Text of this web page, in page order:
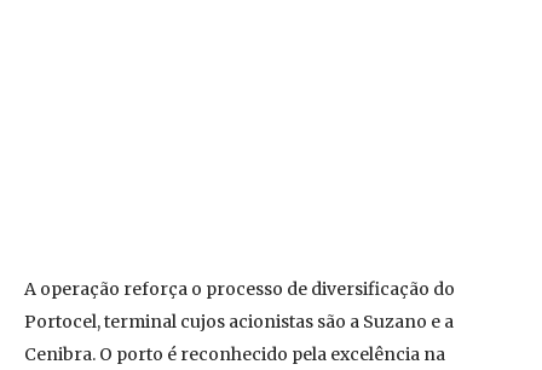
A operação reforça o processo de diversificação do
Portocel, terminal cujos acionistas são a Suzano e a
Cenibra. O porto é reconhecido pela excelência na